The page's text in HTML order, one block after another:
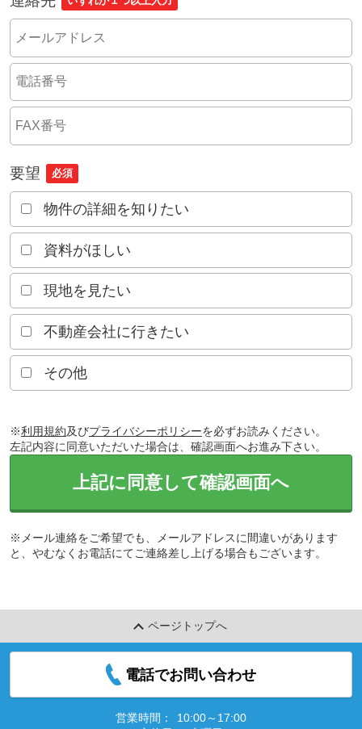
要望 必須
物件の詳細を知りたい
資料がほしい
現地を見たい
不動産会社に行きたい
その他
※利用規約及びプライバシーポリシーを必ずお読みください。
左記内容に同意いただいた場合は、確認画面へお進み下さい。
上記に同意して確認画面へ
※メール連絡をご希望でも、メールアドレスに間違いがあります
と、やむなくお電話にてご連絡差し上げる場合もございます。
ページトップへ
電話でお問い合わせ
営業時間：
10:00～17:00